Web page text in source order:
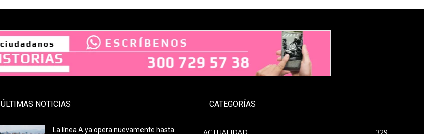
ÚLTIMAS NOTICIAS
La línea A ya opera nuevamente hasta
CATEGORÍAS